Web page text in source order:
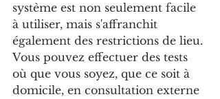
système est non seulement facile
à utiliser, mais s'affranchit
également des restrictions de lieu.
Vous pouvez effectuer des tests
où que vous soyez, que ce soit à
domicile, en consultation externe